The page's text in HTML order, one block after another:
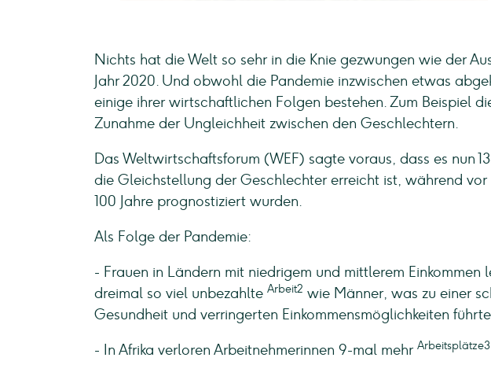
Nichts hat die Welt so sehr in die Knie gezwungen wie der
Jahr 2020. Und obwohl die Pandemie inzwischen etwas
einige ihrer wirtschaftlichen Folgen bestehen. Zum Beispiel
Zunahme der Ungleichheit zwischen den Geschlechtern.
Das Weltwirtschaftsforum (WEF) sagte voraus, dass es nun
die Gleichstellung der Geschlechter erreicht ist, während vor
100 Jahre prognostiziert wurden.
Als Folge der Pandemie:
- Frauen in Ländern mit niedrigem und mittlerem Einkommen
dreimal so viel unbezahlte Arbeit2 wie Männer, was zu einer
Gesundheit und verringerten Einkommensmöglichkeiten
- In Afrika verloren Arbeitnehmerinnen 9-mal mehr Arbeitsplätze3